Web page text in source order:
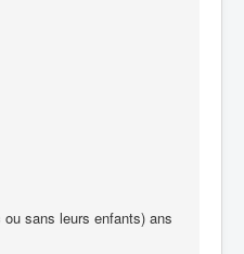
sans leurs enfants) ans